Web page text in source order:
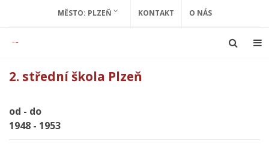
MĚSTO: PLZEŇ KONTAKT O NÁS
2. střední škola Plzeň
od - do
1948 - 1953